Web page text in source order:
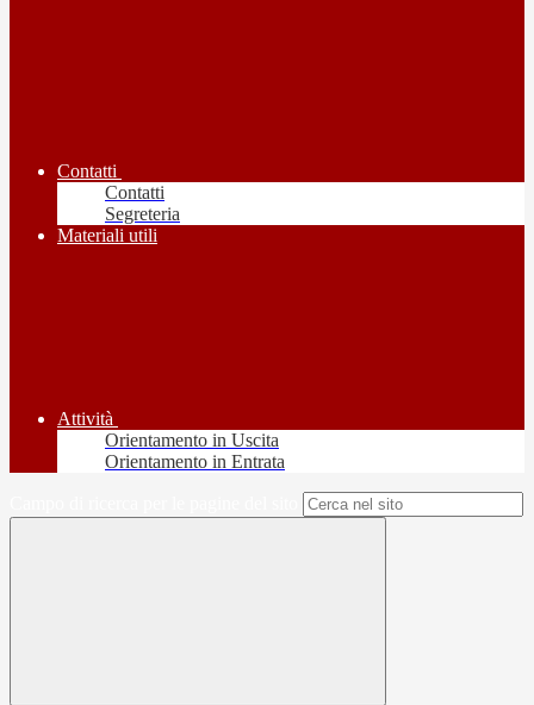
Contatti
Contatti
Segreteria
Materiali utili
Attività
Orientamento in Uscita
Orientamento in Entrata